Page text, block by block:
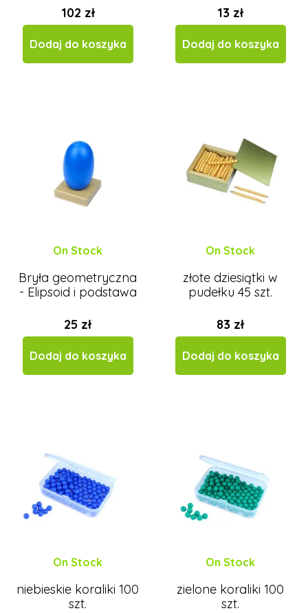
102 zł
Dodaj do koszyka
13 zł
Dodaj do koszyka
On Stock
Bryła geometryczna
- Elipsoid i podstawa
25 zł
Dodaj do koszyka
On Stock
złote dziesiątki w
pudełku 45 szt.
83 zł
Dodaj do koszyka
On Stock
niebieskie koraliki 100
szt.
On Stock
zielone koraliki 100
szt.